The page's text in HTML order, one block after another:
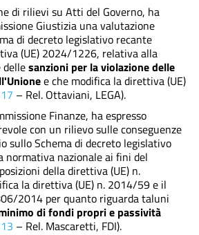
di rilievi su Atti del Governo, ha
Giustizia una valutazione
di decreto legislativo recante
(UE) 2024/1226, relativa alla
sanzioni per la violazione delle
e che modifica la direttiva (UE)
– Rel. Ottaviani, LEGA).
Finanze, ha espresso
con un rilievo sulle conseguenze
sullo Schema di decreto legislativo
normativa nazionale ai fini del
della direttiva (UE) n.
la direttiva (UE) n. 2014/59 e il
2014 per quanto riguarda taluni
di fondi propri e passività
– Rel. Mascaretti, FDI).